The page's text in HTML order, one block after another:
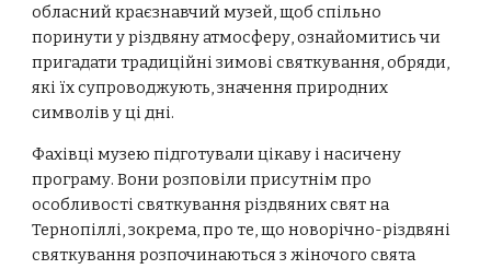
обласний краєзнавчий музей, щоб спільно
поринути у різдвяну атмосферу, ознайомитись чи
пригадати традиційні зимові святкування, обряди,
які їх супроводжують, значення природних
символів у ці дні.
Фахівці музею підготували цікаву і насичену
програму. Вони розповіли присутнім про
особливості святкування різдвяних свят на
Тернопіллі, зокрема, про те, що новорічно-різдвяні
святкування розпочинаються з жіночого свята